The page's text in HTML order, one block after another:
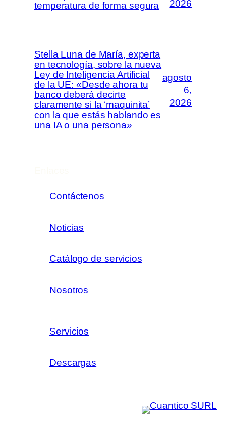
temperatura de forma segura
2026
Stella Luna de María, experta
en tecnología, sobre la nueva
Ley de Inteligencia Artificial
de la UE: «Desde ahora tu
banco deberá decirte
claramente si la ‘maquinita’
con la que estás hablando es
una IA o una persona»
agosto
6,
2026
Contáctenos
Noticias
Catálogo de servicios
Nosotros
Servicios
Descargas